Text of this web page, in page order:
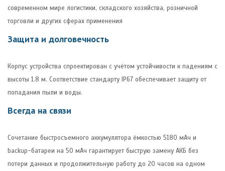
современном мире логистики, складского хозяйства, розничной
торговли и других сферах применения
Защита и долговечность
Корпус устройства спроектирован с учётом устойчивости к падениям с
высоты 1.8 м. Соответствие стандарту IP67 обеспечивает защиту от
попадания пыли и воды.
Всегда на связи
Сочетание быстросъемного аккумулятора ёмкостью 5180 мАч и
backup-батареи на 50 мАч гарантирует быструю замену АКБ без
потери данных и продолжительную работу до 20 часов на одном